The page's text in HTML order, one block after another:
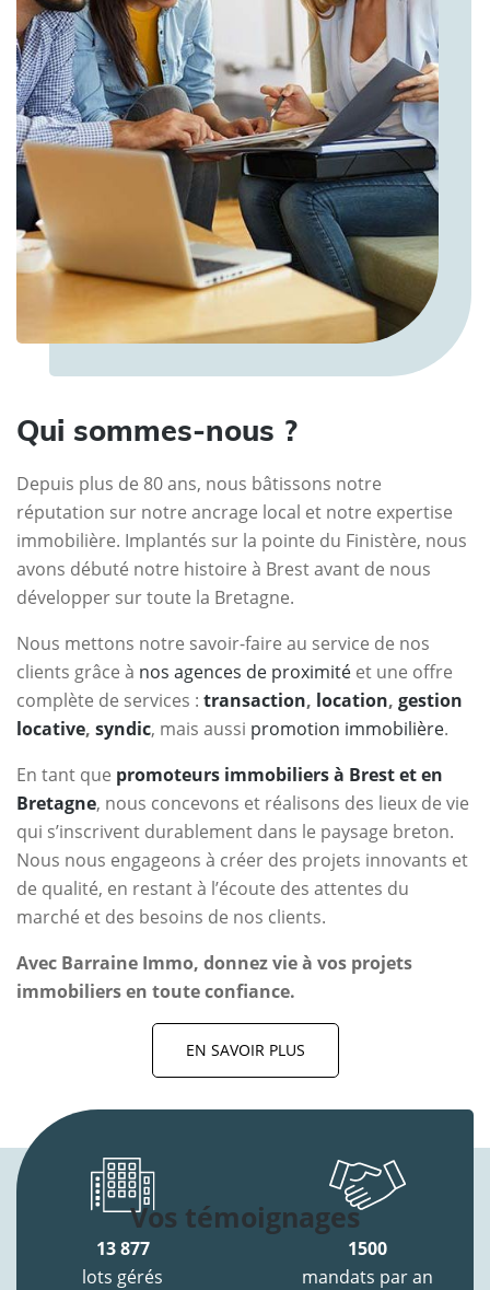
Qui sommes-nous ?
Depuis plus de 80 ans, nous bâtissons notre
réputation sur notre ancrage local et notre expertise
immobilière. Implantés sur la pointe du Finistère, nous
avons débuté notre histoire à Brest avant de nous
développer sur toute la Bretagne.
Nous mettons notre savoir-faire au service de nos
clients grâce à nos agences de proximité et une offre
complète de services : transaction, location, gestion
locative, syndic, mais aussi promotion immobilière.
En tant que promoteurs immobiliers à Brest et en
Bretagne, nous concevons et réalisons des lieux de vie
qui s’inscrivent durablement dans le paysage breton.
Nous nous engageons à créer des projets innovants et
de qualité, en restant à l’écoute des attentes du
marché et des besoins de nos clients.
Avec Barraine Immo, donnez vie à vos projets
immobiliers en toute confiance.
EN SAVOIR PLUS
Vos témoignages
13 877
lots gérés
1500
mandats par an